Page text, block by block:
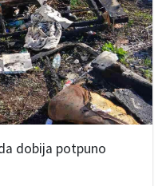
dobija potpuno